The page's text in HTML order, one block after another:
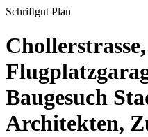
Schriftgut Plan
Chollerstrasse,
Baugesuch
Architekten,